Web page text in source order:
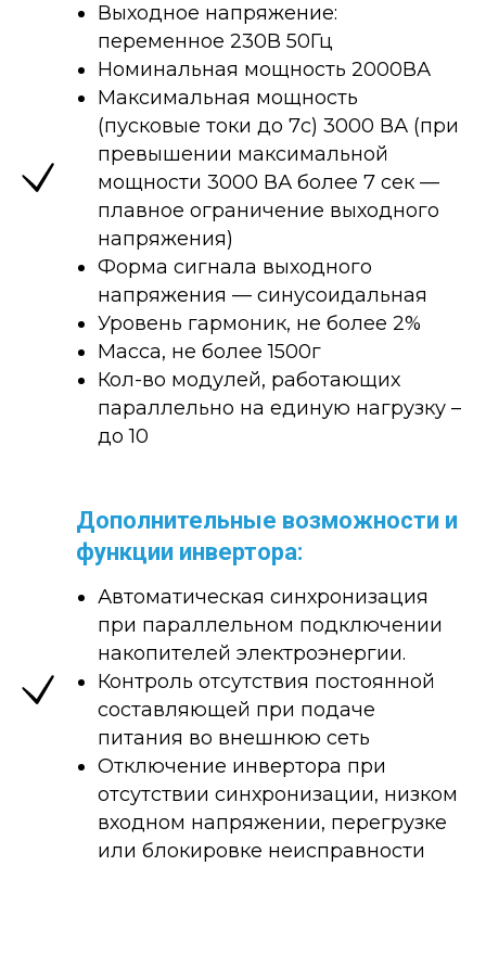
Выходное напряжение:
переменное 230В 50Гц
Номинальная мощность 2000ВА
Максимальная мощность
(пусковые токи до 7с) 3000 ВА (при
превышении максимальной
мощности 3000 ВА более 7 сек —
плавное ограничение выходного
напряжения)
Форма сигнала выходного
напряжения — синусоидальная
Уровень гармоник, не более 2%
Масса, не более 1500г
Кол-во модулей, работающих
параллельно на единую нагрузку –
до 10
Дополнительные возможности и
функции инвертора:
Автоматическая синхронизация
при параллельном подключении
накопителей электроэнергии.
Контроль отсутствия постоянной
составляющей при подаче
питания во внешнюю сеть
Отключение инвертора при
отсутствии синхронизации, низком
входном напряжении, перегрузке
или блокировке неисправности